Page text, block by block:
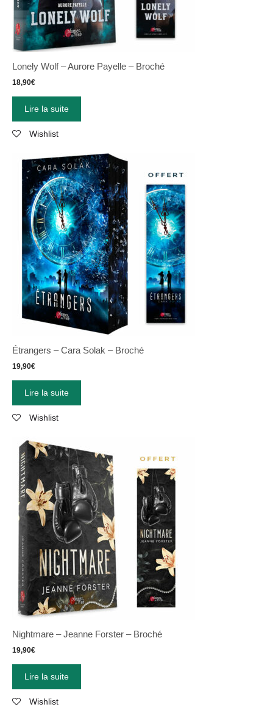
Lonely Wolf – Aurore Payelle – Broché
18,90€
Lire la suite
Wishlist
Étrangers – Cara Solak – Broché
19,90€
Lire la suite
Wishlist
Nightmare – Jeanne Forster – Broché
19,90€
Lire la suite
Wishlist